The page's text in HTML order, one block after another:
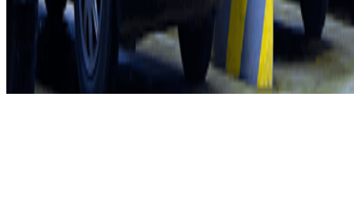
Politica sulla privacy
Whistleblowing
©2026 Parclick. Tutti i diritti riservati